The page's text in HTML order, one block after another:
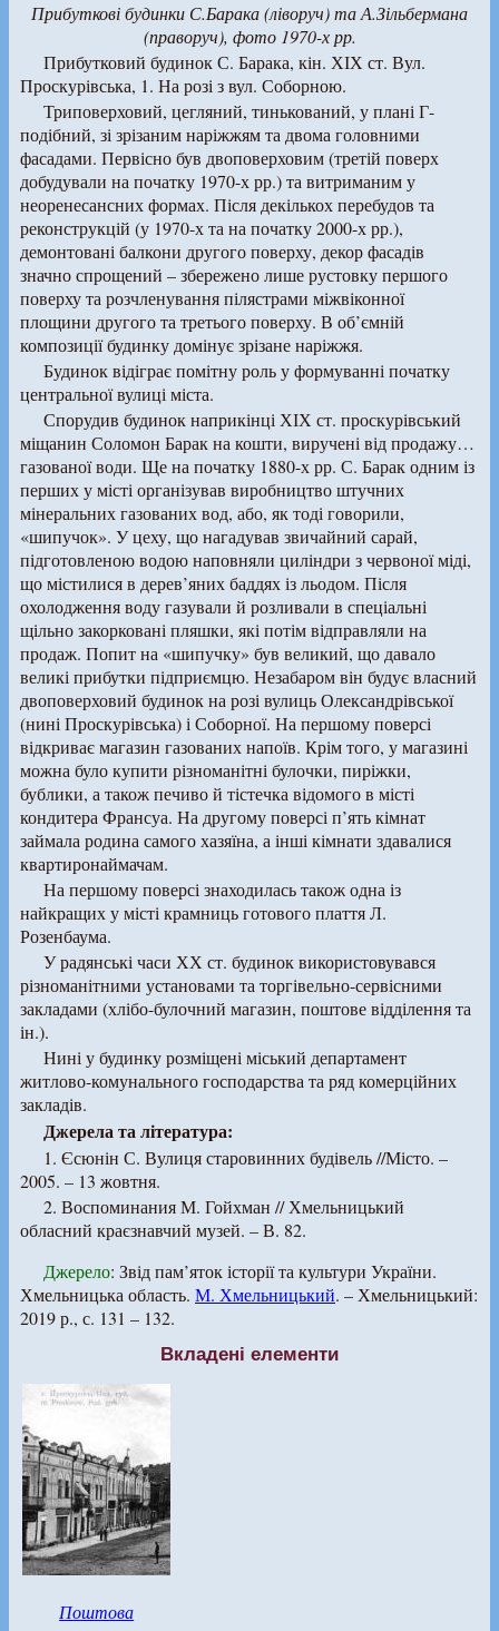
Прибуткові будинки С.Барака (ліворуч) та А.Зільбермана
(праворуч), фото 1970-х рр.
Прибутковий будинок С. Барака, кін. ХІХ ст. Вул.
Проскурівська, 1. На розі з вул. Соборною.
Триповерховий, цегляний, тинькований, у плані Г-
подібний, зі зрізаним наріжжям та двома головними
фасадами. Первісно був двоповерховим (третій поверх
добудували на початку 1970-х рр.) та витриманим у
неоренесансних формах. Після декількох перебудов та
реконструкцій (у 1970-х та на початку 2000-х рр.),
демонтовані балкони другого поверху, декор фасадів
значно спрощений – збережено лише рустовку першого
поверху та розчленування пілястрами міжвіконної
площини другого та третього поверху. В об’ємній
композиції будинку домінує зрізане наріжжя.
Будинок відіграє помітну роль у формуванні початку
центральної вулиці міста.
Спорудив будинок наприкінці ХІХ ст. проскурівський
міщанин Соломон Барак на кошти, виручені від продажу…
газованої води. Ще на початку 1880-х рр. С. Барак одним із
перших у місті організував виробництво штучних
мінеральних газованих вод, або, як тоді говорили,
«шипучок». У цеху, що нагадував звичайний сарай,
підготовленою водою наповняли циліндри з червоної міді,
що містилися в дерев’яних баддях із льодом. Після
охолодження воду газували й розливали в спеціальні
щільно закорковані пляшки, які потім відправляли на
продаж. Попит на «шипучку» був великий, що давало
великі прибутки підприємцю. Незабаром він будує власний
двоповерховий будинок на розі вулиць Олександрівської
(нині Проскурівська) і Соборної. На першому поверсі
відкриває магазин газованих напоїв. Крім того, у магазині
можна було купити різноманітні булочки, пиріжки,
бублики, а також печиво й тістечка відомого в місті
кондитера Франсуа. На другому поверсі п’ять кімнат
займала родина самого хазяїна, а інші кімнати здавалися
квартиронаймачам.
На першому поверсі знаходилась також одна із
найкращих у місті крамниць готового плаття Л.
Розенбаума.
У радянські часи ХХ ст. будинок використовувався
різноманітними установами та торгівельно-сервісними
закладами (хлібо-булочний магазин, поштове відділення та
ін.).
Нині у будинку розміщені міський департамент
житлово-комунального господарства та ряд комерційних
закладів.
Джерела та література:
1. Єсюнін С. Вулиця старовинних будівель //Місто. –
2005. – 13 жовтня.
2. Воспоминания М. Гойхман // Хмельницький
обласний краєзнавчий музей. – В. 82.
Джерело: Звід пам’яток історії та культури України.
Хмельницька область. М. Хмельницький. – Хмельницький:
2019 р., с. 131 – 132.
Вкладені елементи
Поштова